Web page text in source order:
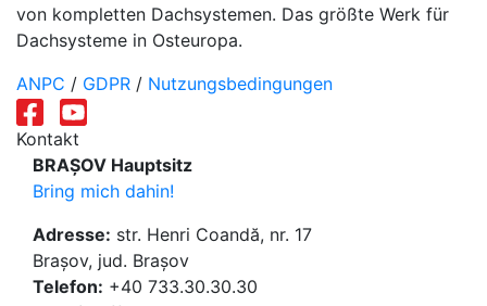
von kompletten Dachsystemen. Das größte Werk für
Dachsysteme in Osteuropa.
ANPC / GDPR / Nutzungsbedingungen
Kontakt
BRAȘOV Hauptsitz
Bring mich dahin!
Adresse: str. Henri Coandă, nr. 17
Brașov, jud. Brașov
Telefon: +40 733.30.30.30